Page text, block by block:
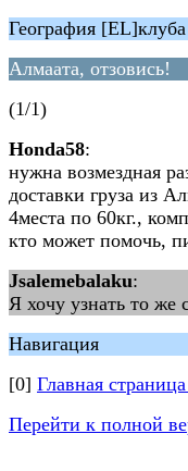
География
Алмаата, отзовись!
(1/1)
Honda58:
нужна возмездная
доставки груза из
4места по 60кг.,
кто может помочь,
Jsalemebalaku:
Я хочу узнать то же
Навигация
[0] Главная
Перейти к полной